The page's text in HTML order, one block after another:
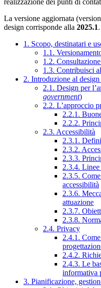
La versione aggiornata
design corrisponde alla 2025.1.
1. Scopo, destinatari e
1.1.
1.2.
1.3. Contribuisci
2. Introduzione al
2.1. Design per
government)
2.2. L’approccio
2.2.1.
2.2.2.
2.3. Accessibilità
2.3.1.
2.3.2.
2.3.3.
2.3.4. Linee
2.3.5.
accessibilità
2.3.6.
attuazione
2.3.7.
2.3.8.
2.4. Privacy
2.4.1.
2.4.2.
2.4.3. Le
informativa
3. Pianificazione,